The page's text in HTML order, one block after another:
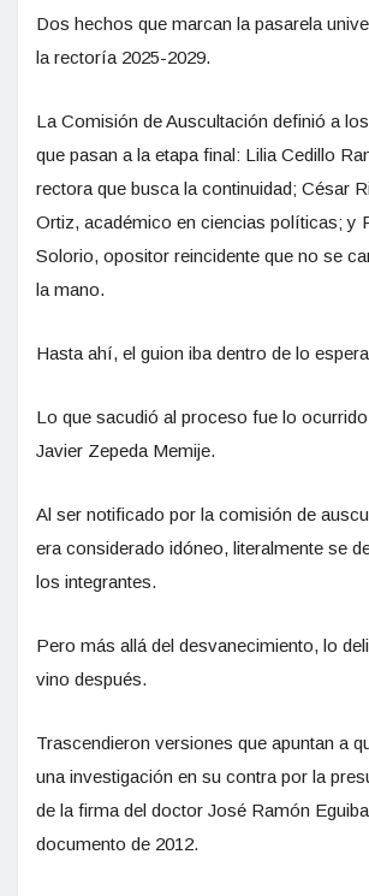
Dos hechos que marcan la pasarela
la rectoría 2025-2029.
La Comisión de Auscultación definió a
que pasan a la etapa final: Lilia Cedillo
rectora que busca la continuidad; César
Ortiz, académico en ciencias políticas; y
Solorio, opositor reincidente que no se
la mano.
Hasta ahí, el guion iba dentro de lo
Lo que sacudió al proceso fue lo
Javier Zepeda Memije.
Al ser notificado por la comisión de
era considerado idóneo, literalmente se
los integrantes.
Pero más allá del desvanecimiento, lo
vino después.
Trascendieron versiones que apuntan a
una investigación en su contra por la
de la firma del doctor José Ramón
documento de 2012.